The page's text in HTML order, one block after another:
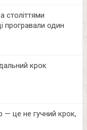
століттями
програвали один
крок
— це не гучний крок,